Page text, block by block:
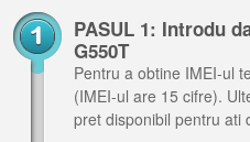
PASUL 1: Introdu
G550T
Pentru a obtine IMEI-ul
(IMEI-ul are 15 cifre).
pret disponibil pentru ati